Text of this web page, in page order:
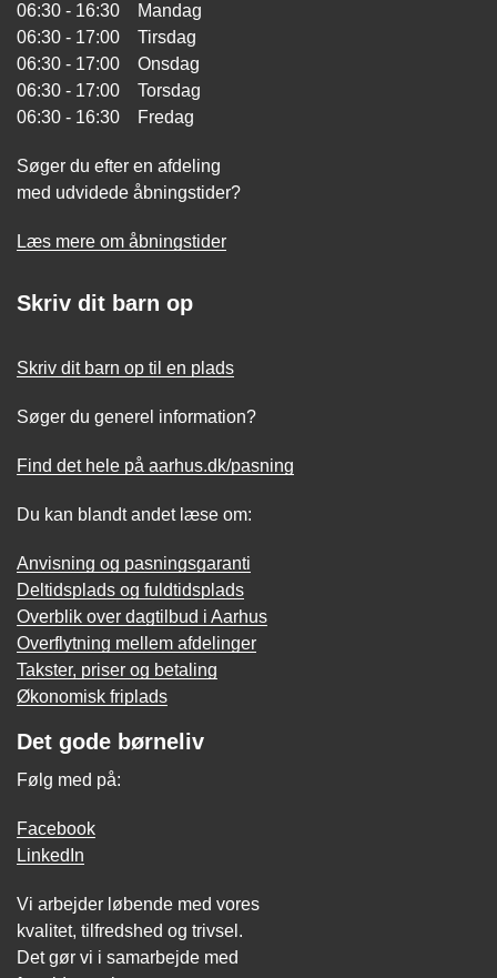
06:30 - 16:30 Mandag
06:30 - 17:00 Tirsdag
06:30 - 17:00 Onsdag
06:30 - 17:00 Torsdag
06:30 - 16:30 Fredag
Søger du efter en afdeling
med udvidede åbningstider?
Læs mere om åbningstider
Skriv dit barn op
Skriv dit barn op til en plads
Søger du generel information?
Find det hele på aarhus.dk/pasning
Du kan blandt andet læse om:
Anvisning og pasningsgaranti
Deltidsplads og fuldtidsplads
Overblik over dagtilbud i Aarhus
Overflytning mellem afdelinger
Takster, priser og betaling
Økonomisk friplads
Det gode børneliv
Følg med på:
Facebook
LinkedIn
Vi arbejder løbende med vores
kvalitet, tilfredshed og trivsel.
Det gør vi i samarbejde med